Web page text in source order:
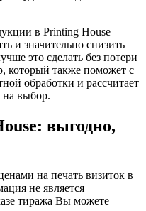
в Printing House
и значительно снизить
это сделать без потери
который также поможет с
обработки и рассчитает
на выбор.
выгодно,
на печать визиток в
не является
тиража Вы можете